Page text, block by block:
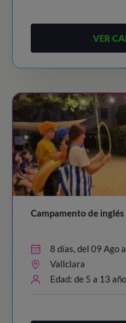
VER
Campamento de
8 días, del 09 Ago
Vallclara
Edad: de 5 a 13